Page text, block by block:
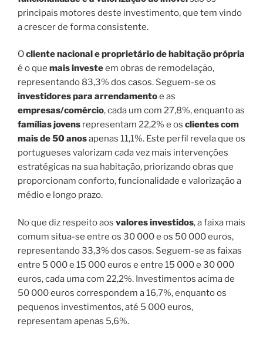
principais motores deste investimento, que tem vindo
a crescer de forma consistente.
Ocliente nacional e proprietário de habitação própria
é o que mais investeem obras de remodelação,
representando 83,3% dos casos. Seguem-se os
investidores para arrendamentoe as
empresas/comércio, cada um com 27,8%, enquanto as
famílias jovens representam 22,2% e os clientes com
mais de 50 anosapenas 11,1%. Este perfil revela que os
portugueses valorizam cada vez mais intervenções
estratégicas na sua habitação, priorizando obras que
proporcionam conforto, funcionalidade e valorização a
médio e longo prazo.
No que diz respeito aos valores investidos, a faixa mais
comum situa-se entre os 30 000 e os 50 000 euros,
representando 33,3% dos casos. Seguem-se as faixas
entre 5 000 e 15 000 euros e entre 15 000 e 30 000
euros, cada uma com 22,2%. Investimentos acima de
50 000 euros correspondem a 16,7%, enquanto os
pequenos investimentos, até 5 000 euros,
representam apenas 5,6%.